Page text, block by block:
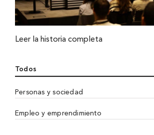
Leer la historia completa
Todos
Personas y sociedad
Empleo y emprendimiento